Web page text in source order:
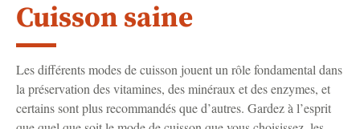
Cuisson saine
Les différents modes de cuisson jouent un rôle fondamental dans
la préservation des vitamines, des minéraux et des enzymes, et
certains sont plus recommandés que d’autres. Gardez à l’esprit